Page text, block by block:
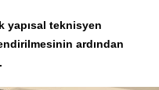
yapısal teknisyen
ardından